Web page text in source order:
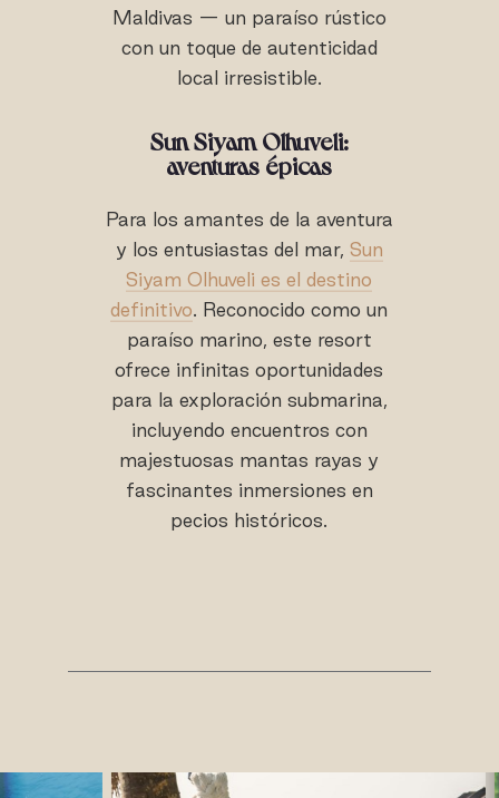
Maldivas — un paraíso rústico
con un toque de autenticidad
local irresistible.
Sun Siyam Olhuveli:
aventuras épicas
Para los amantes de la aventura
y los entusiastas del mar, Sun
Siyam Olhuveli es el destino
definitivo. Reconocido como un
paraíso marino, este resort
ofrece infinitas oportunidades
para la exploración submarina,
incluyendo encuentros con
majestuosas mantas rayas y
fascinantes inmersiones en
pecios históricos.